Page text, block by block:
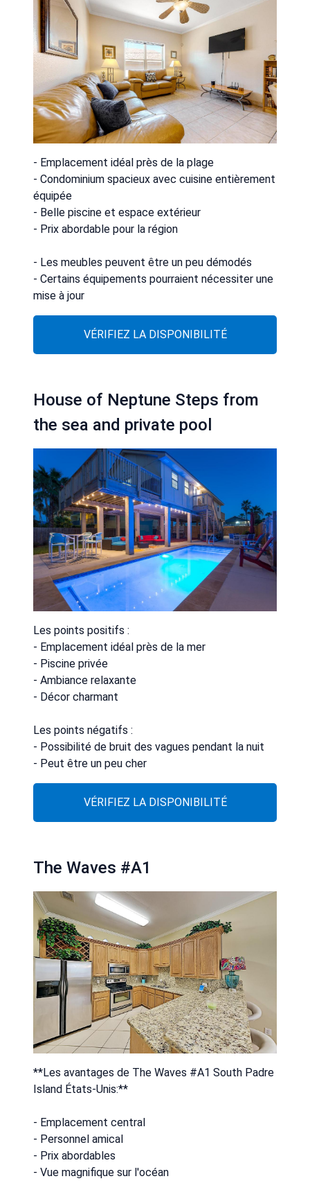
- Emplacement idéal près de la plage
- Condominium spacieux avec cuisine entièrement
équipée
- Belle piscine et espace extérieur
- Prix abordable pour la région
- Les meubles peuvent être un peu démodés
- Certains équipements pourraient nécessiter une
mise à jour
VÉRIFIEZ LA DISPONIBILITÉ
House of Neptune Steps from
the sea and private pool
Les points positifs :
- Emplacement idéal près de la mer
- Piscine privée
- Ambiance relaxante
- Décor charmant
Les points négatifs :
- Possibilité de bruit des vagues pendant la nuit
- Peut être un peu cher
VÉRIFIEZ LA DISPONIBILITÉ
The Waves #A1
**Les avantages de The Waves #A1 South Padre
Island États-Unis:**
- Emplacement central
- Personnel amical
- Prix abordables
- Vue magnifique sur l'océan